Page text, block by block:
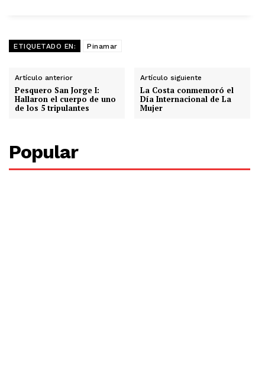
ETIQUETADO EN: Pinamar
Artículo anterior
Pesquero San Jorge I:
Hallaron el cuerpo de uno
de los 5 tripulantes
Artículo siguiente
La Costa conmemoró el
Día Internacional de La
Mujer
Popular